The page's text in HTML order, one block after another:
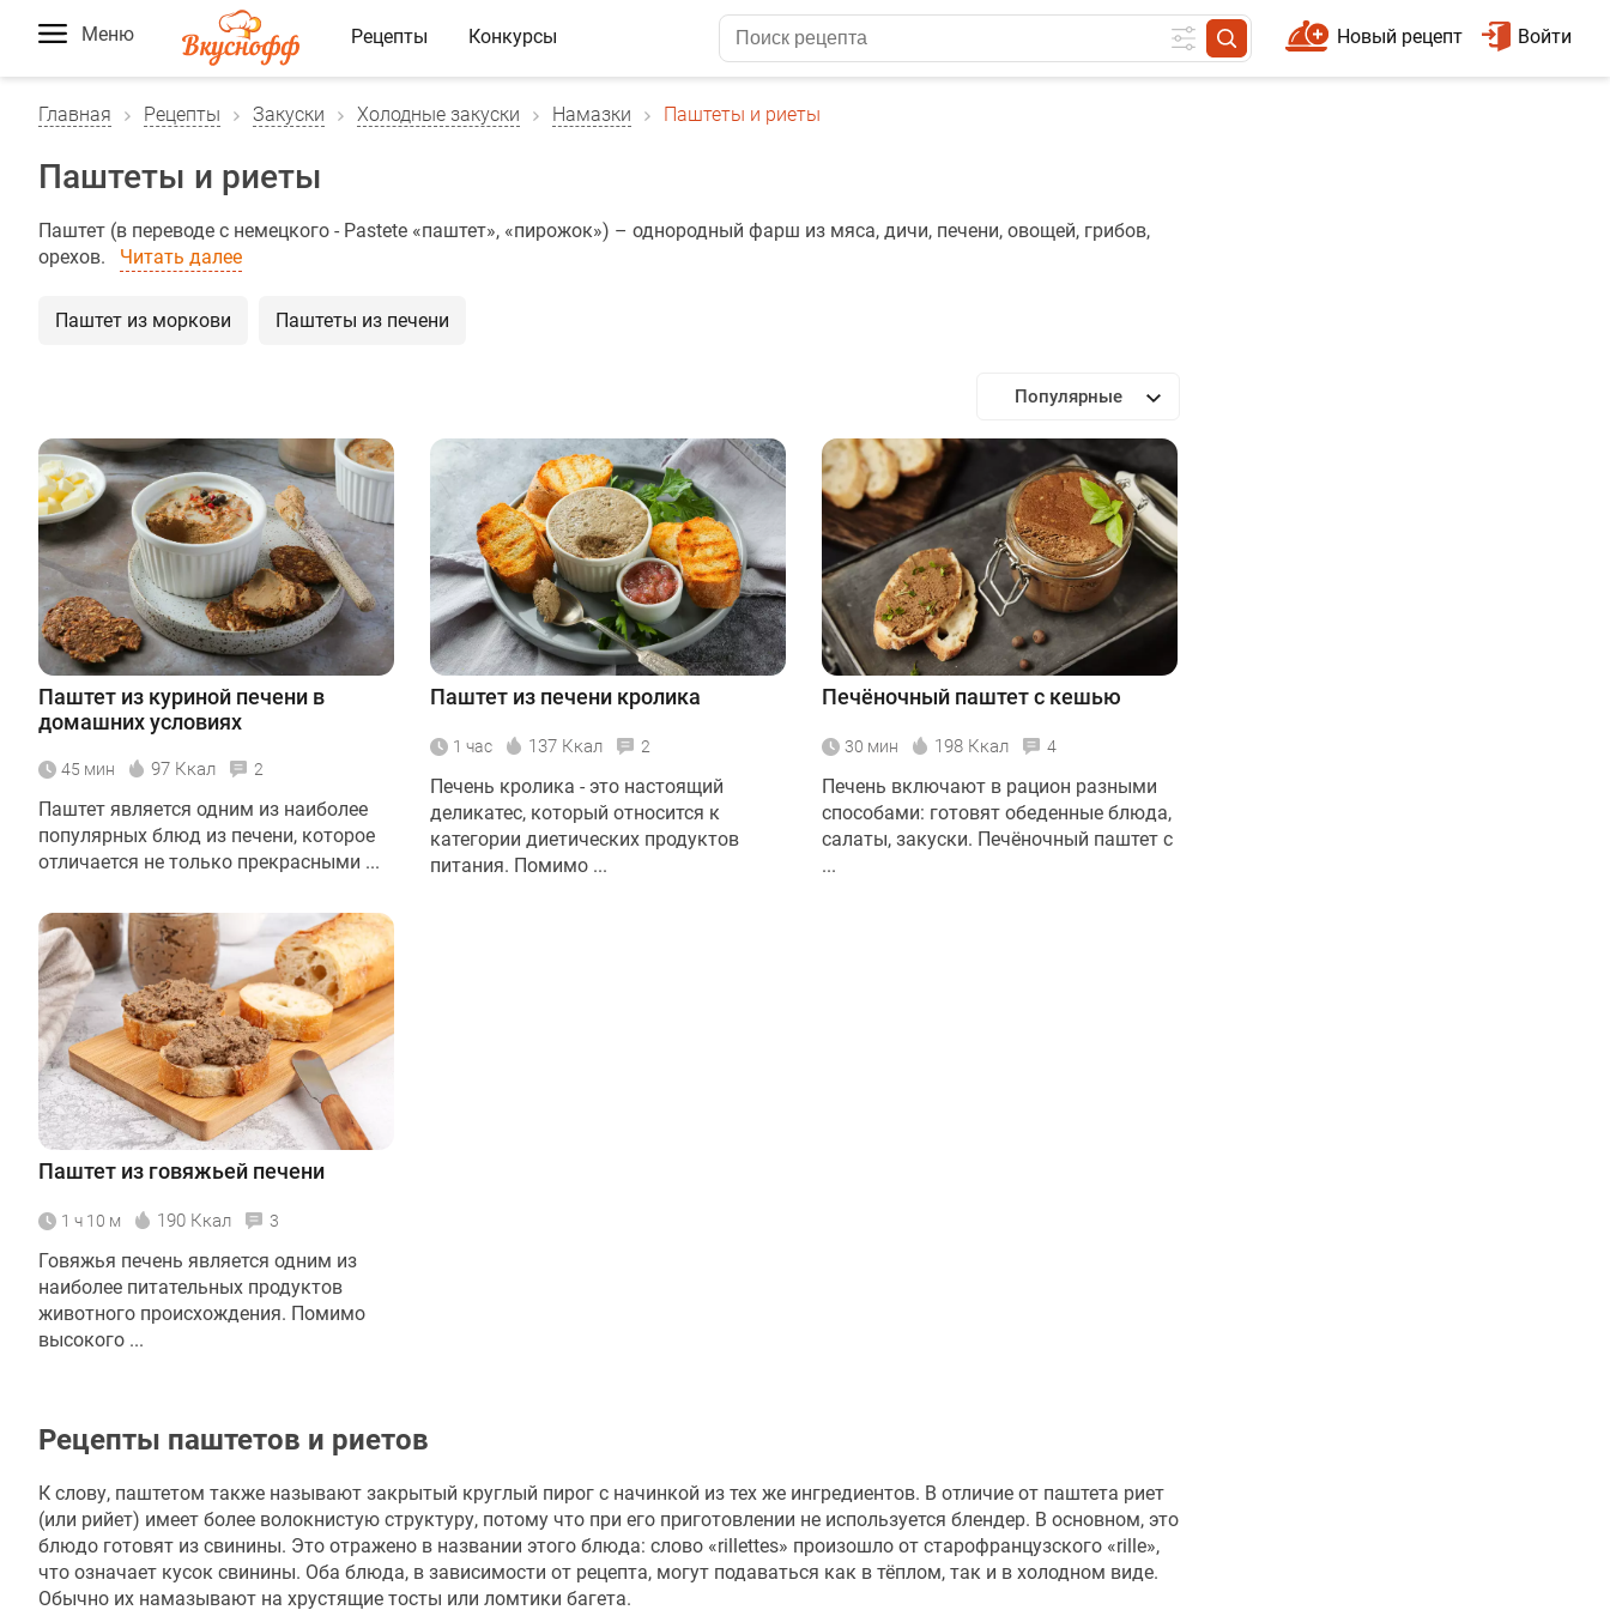
Меню Рецепты Конкурсы Войти
Новый рецепт
Главная Рецепты Закуски Холодные закуски Намазки Паштеты и риеты
Паштеты и риеты
Паштет (в переводе с немецкого - Раstetе «паштет», «пирожок») – однородный фарш из мяса, дичи, печени, овощей, грибов,
орехов.
Читать далее
Паштет из моркови Паштеты из печени
Популярные
Паштет из куриной печени в
домашних условиях
45 мин 97 Ккал 2
Паштет является одним из наиболее
популярных блюд из печени, которое
отличается не только прекрасными ...
Паштет из печени кролика
1 час 137 Ккал 2
Печень кролика - это настоящий
деликатес, который относится к
категории диетических продуктов
питания. Помимо ...
Печёночный паштет с кешью
30 мин 198 Ккал 4
Печень включают в рацион разными
способами: готовят обеденные блюда,
салаты, закуски. Печёночный паштет с
...
Паштет из говяжьей печени
1 ч 10 м 190 Ккал 3
Говяжья печень является одним из
наиболее питательных продуктов
животного происхождения. Помимо
высокого ...
Рецепты паштетов и риетов
К слову, паштетом также называют закрытый круглый пирог с начинкой из тех же ингредиентов. В отличие от паштета риет
(или рийет) имеет более волокнистую структуру, потому что при его приготовлении не используется блендер. В основном, это
блюдо готовят из свинины. Это отражено в названии этого блюда: слово «rillettes» произошло от старофранцузского «rille»,
что означает кусок свинины. Оба блюда, в зависимости от рецепта, могут подаваться как в тёплом, так и в холодном виде.
Обычно их намазывают на хрустящие тосты или ломтики багета.